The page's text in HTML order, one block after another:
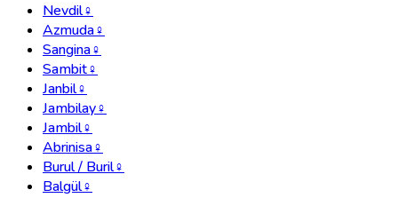
Nevdil♀
Azmuda♀
Sangina♀
Sambit♀
Janbil♀
Jambilay♀
Jambil♀
Abrinisa♀
Burul / Buril♀
Balgül♀